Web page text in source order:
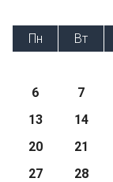
Пн
Вт
6
7
13
14
20
21
27
28